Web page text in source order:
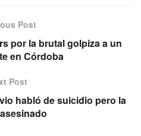
Post
por la brutal golpiza a un
en Córdoba
Post
habló de suicidio pero la